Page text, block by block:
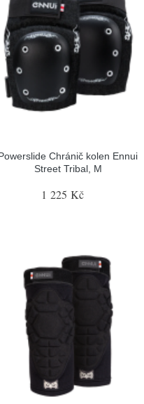
Chránič kolen Ennui
Street Tribal, M
1 225 Kč